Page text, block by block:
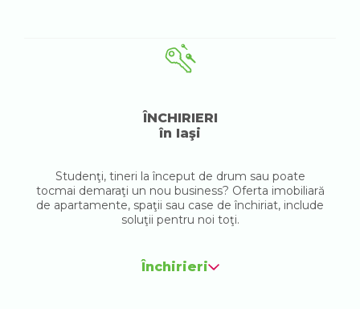
ÎNCHIRIERI
în Iaşi
Studenţi, tineri la început de drum sau poate
tocmai demaraţi un nou business? Oferta imobiliară
de apartamente, spaţii sau case de închiriat, include
soluţii pentru noi toţi.
Închirieri